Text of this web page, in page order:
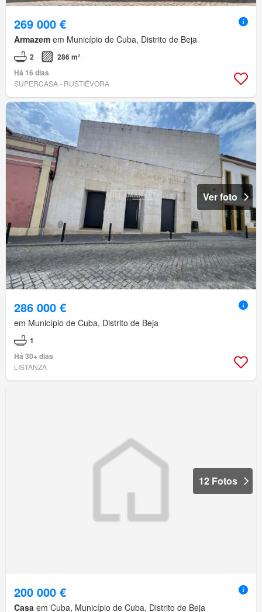
269 000 €
Armazem em Município de Cuba, Distrito de Beja
2
286 m²
Há 16 dias
SUPERCASA - RUSTIÉVORA
Ver foto
286 000 €
em Município de Cuba, Distrito de Beja
1
Há 30+ dias
LISTANZA
12 Fotos
200 000 €
Casa em Cuba, Município de Cuba, Distrito de Beja